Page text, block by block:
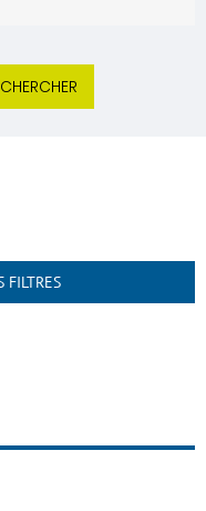
FILTRES